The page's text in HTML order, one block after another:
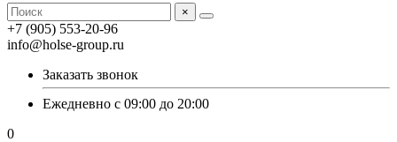
×
+7 (905) 553-20-96
info@holse-group.ru
Заказать звонок
Ежедневно с 09:00 до 20:00
0